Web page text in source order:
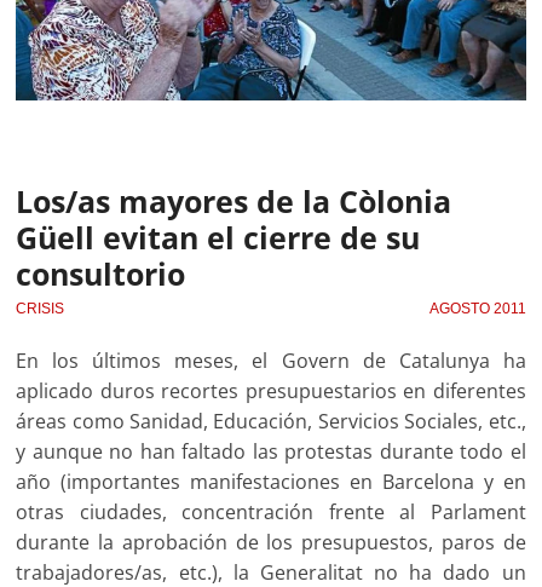
Los/as mayores de la Còlonia
Güell evitan el cierre de su
consultorio
CRISIS AGOSTO 2011
En los últimos meses, el Govern de Catalunya ha
aplicado duros recortes presupuestarios en diferentes
áreas como Sanidad, Educación, Servicios Sociales, etc.,
y aunque no han faltado las protestas durante todo el
año (importantes manifestaciones en Barcelona y en
otras ciudades, concentración frente al Parlament
durante la aprobación de los presupuestos, paros de
trabajadores/as, etc.), la Generalitat no ha dado un